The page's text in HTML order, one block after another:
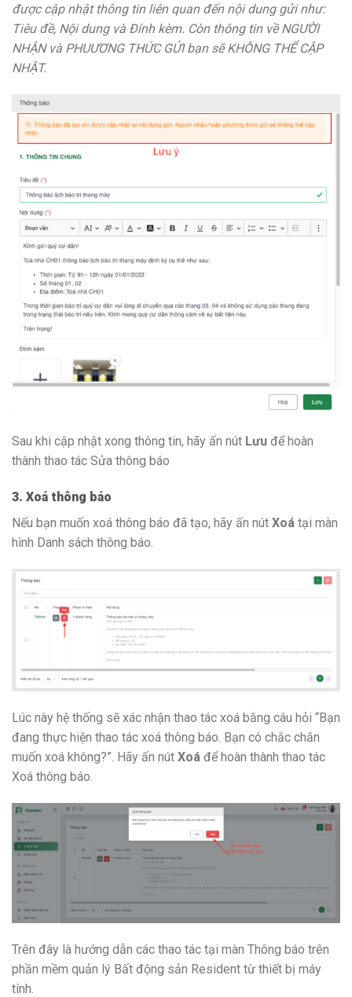
được cập nhật thông tin liên quan đến nội dung gửi như:
Tiêu đề, Nội dung và Đính kèm. Còn thông tin về NGƯỜI
NHẬN và PHUƯƠNG THỨC GỬI bạn sẽ KHÔNG THỂ CẬP
NHẬT.
Sau khi cập nhật xong thông tin, hãy ấn nút Lưu để hoàn
thành thao tác Sửa thông báo
3. Xoá thông báo
Nếu bạn muốn xoá thông báo đã tạo, hãy ấn nút Xoá tại màn
hình Danh sách thông báo.
Lúc này hệ thống sẽ xác nhận thao tác xoá bằng câu hỏi “Bạn
đang thực hiện thao tác xoá thông báo. Bạn có chắc chắn
muốn xoá không?”. Hãy ấn nút Xoá để hoàn thành thao tác
Xoá thông báo.
Trên đây là hướng dẫn các thao tác tại màn Thông báo trên
phần mềm quản lý Bất động sản Resident từ thiết bị máy
tính.